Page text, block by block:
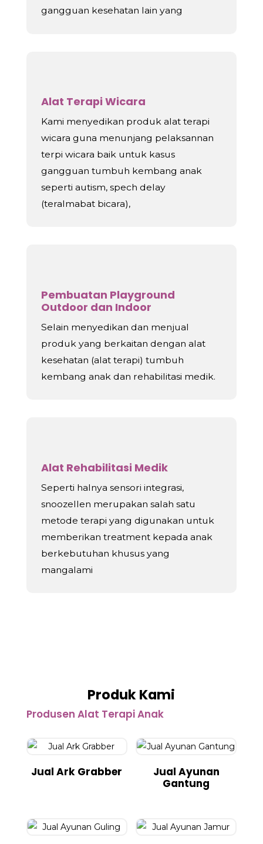
gangguan kesehatan lain yang
Alat Terapi Wicara
Kami menyedikan produk alat terapi
wicara guna menunjang pelaksannan
terpi wicara baik untuk kasus
gangguan tumbuh kembang anak
seperti autism, spech delay
(teralmabat bicara),
Pembuatan Playground
Outdoor dan Indoor
Selain menyedikan dan menjual
produk yang berkaitan dengan alat
kesehatan (alat terapi) tumbuh
kembang anak dan rehabilitasi medik.
Alat Rehabilitasi Medik
Seperti halnya sensori integrasi,
snoozellen merupakan salah satu
metode terapi yang digunakan untuk
memberikan treatment kepada anak
berkebutuhan khusus yang
mangalami
Produk Kami
Produsen Alat Terapi Anak
Jual Ark Grabber
Jual Ayunan
Gantung